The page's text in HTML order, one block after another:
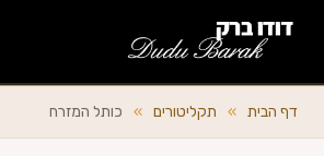
דף הבית
דף הבית » תקליטורים » כותל המזרח